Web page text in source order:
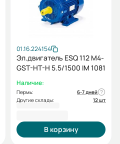
01.16.224154
Эл.двигатель ESQ 112 M4-
GST-HT-H 5.5/1500 IM 1081
Наличие:
Пермь:
6-7 дней
Другие склады:
12 шт
В корзину